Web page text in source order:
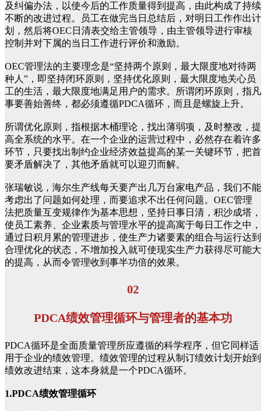
及纠偏办法，以使今后的工作质量得到提高，由此构成了持续
不断的改进过程。员工在做完当日总结后，对明日工作作出计
划，然后将ОEC日清表交给主管领导，由主管领导进行审核
控制并对下属的当日工作进行评价和激励。
OEC管理法的主要理念是“坚持两个原则，最大限度地对待两
种人”，即坚持闭环原则，坚持优化原则，最大限度地关心员
工的生活，最大限度地满足用户的需求。所谓闭环原则，指凡
事要善始善终，都必须遵循PDCA循环，而且是螺旋上升。
所谓优化原则，指根据木桶理论，找出薄弱项，及时整改，提
高全系统的水平。在一个企业的运营过程中，必然存在着许多
环节，只要找出制约企业经济效益提高的某一关键环节，把首
要矛盾解决了，其他矛盾就可以迎刃而解。
张瑞敏说，海尔生产线每天要产出几万台家电产品，我们不能
考虑出了问题如何处理，而要追求不出任何问题。OEC管理
法把质量互变规律作为基本思想，坚持日事日清，积沙成塔，
使员工素养、企业素质与管理水平的提高寓于每日工作之中，
通过日积月累的管理进步，使生产力诸要素的组合与运行达到
合理优化的状态，不增加投入就可使现实生产力获得尽可能大
的提高，从而令管理收到事半功倍的效果。
02
PDCA绩效管理循环与管理者的基本功
PDCA循环是全面质量管理所应遵循的科学程序，但它同样适
用于企业的绩效管理。绩效管理的过程从制订绩效计划开始到
绩效改进结束，这本身就是一个PDCA循环。
1.PDCA绩效管理循环